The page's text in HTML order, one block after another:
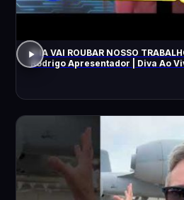
A IA VAI ROUBAR NOSSO
Rodrigo Apresentador | Diva Ao